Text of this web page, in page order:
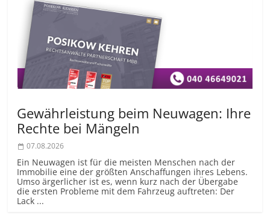
Gewährleistung beim Neuwagen: Ihre
Rechte bei Mängeln
07.08.2026
Ein Neuwagen ist für die meisten Menschen nach der
Immobilie eine der größten Anschaffungen ihres Lebens.
Umso ärgerlicher ist es, wenn kurz nach der Übergabe
die ersten Probleme mit dem Fahrzeug auftreten: Der
Lack ...